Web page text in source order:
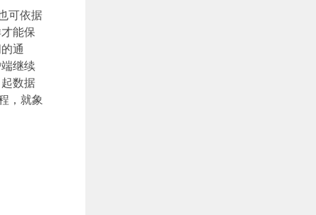
可依据
能保
通
继续
数据
，就象